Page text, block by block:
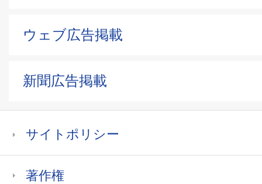
ウェブ広告掲載
新聞広告掲載
サイトポリシー
著作権